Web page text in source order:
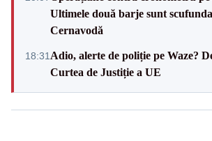
Ultimele două barje sunt
Cernavodă
18:31 Adio, alerte de poliție pe Waze?
Curtea de Justiție a UE